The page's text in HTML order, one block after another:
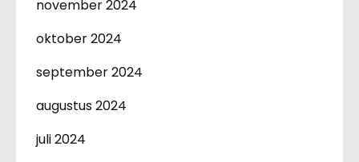
november 2024
oktober 2024
september 2024
augustus 2024
juli 2024